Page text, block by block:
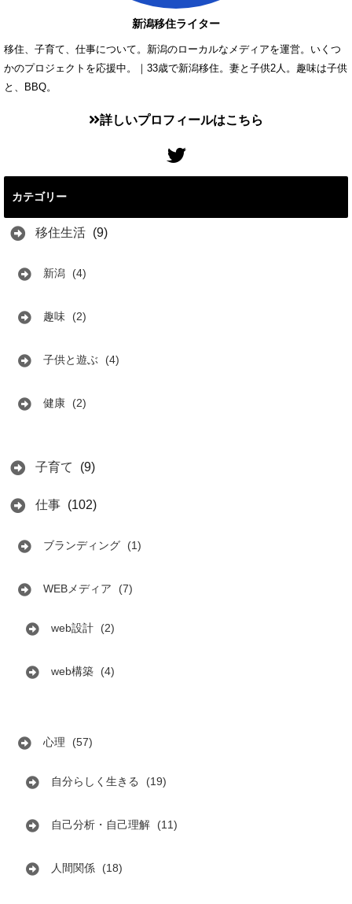
新潟移住ライター
移住、子育て、仕事について。新潟のローカルなメディアを運営。いくつ
かのプロジェクトを応援中。｜33歳で新潟移住。妻と子供2人。趣味は子供
と、BBQ。
詳しいプロフィールはこちら
カテゴリー
移住生活 (9)
新潟 (4)
趣味 (2)
子供と遊ぶ (4)
健康 (2)
子育て (9)
仕事 (102)
ブランディング (1)
WEBメディア (7)
web設計 (2)
web構築 (4)
心理 (57)
自分らしく生きる (19)
自己分析・自己理解 (11)
人間関係 (18)